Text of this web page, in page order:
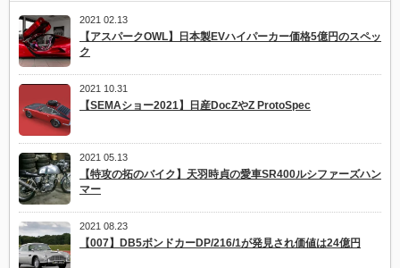
2021 02.13
【アスパークOWL】日本製EVハイパーカー価格5億円のスペッ
ク
2021 10.31
【SEMAショー2021】日産DocZやZ ProtoSpec
2021 05.13
【特攻の拓のバイク】天羽時貞の愛車SR400ルシファーズハン
マー
2021 08.23
【007】DB5ボンドカーDP/216/1が発見され価値は24億円